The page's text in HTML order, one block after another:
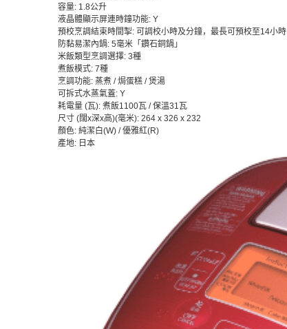
容量: 1.8公升
液晶體顯示屏連時鐘功能: Y
預校烹調結束時間掣: 可調校小時及分鐘，最長可預校至14小時
防黏易潔內鍋: 5毫米「鑽石銅鍋」
米飯類型烹調選擇: 3種
煮飯模式: 7種
烹調功能: 蒸煮 / 焗蛋糕 / 煲湯
可拆式水蒸氣蓋: Y
耗電量 (瓦): 煮飯1100瓦 / 保溫31瓦
尺寸 (闊x深x高)(毫米): 264 x 326 x 232
顏色: 純潔白(W) / 優雅紅(R)
產地: 日本